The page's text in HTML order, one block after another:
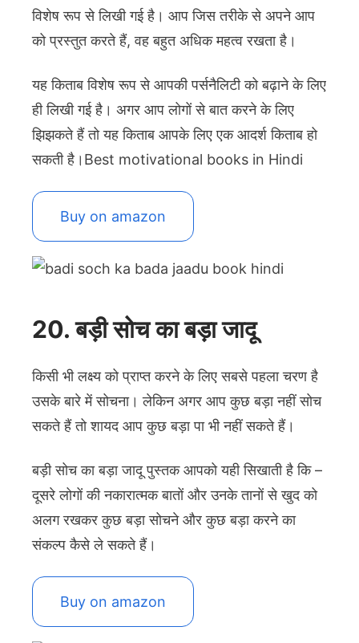
विशेष रूप से लिखी गई है। आप जिस तरीके से अपने आप
को प्रस्तुत करते हैं, वह बहुत अधिक महत्व रखता है।
यह किताब विशेष रूप से आपकी पर्सनैलिटी को बढ़ाने के लिए
ही लिखी गई है। अगर आप लोगों से बात करने के लिए
झिझकते हैं तो यह किताब आपके लिए एक आदर्श किताब हो
सकती है।Best motivational books in Hindi
Buy on amazon
20. बड़ी सोच का बड़ा जादू
किसी भी लक्ष्य को प्राप्त करने के लिए सबसे पहला चरण है
उसके बारे में सोचना। लेकिन अगर आप कुछ बड़ा नहीं सोच
सकते हैं तो शायद आप कुछ बड़ा पा भी नहीं सकते हैं।
बड़ी सोच का बड़ा जादू पुस्तक आपको यही सिखाती है कि –
दूसरे लोगों की नकारात्मक बातों और उनके तानों से खुद को
अलग रखकर कुछ बड़ा सोचने और कुछ बड़ा करने का
संकल्प कैसे ले सकते हैं।
Buy on amazon